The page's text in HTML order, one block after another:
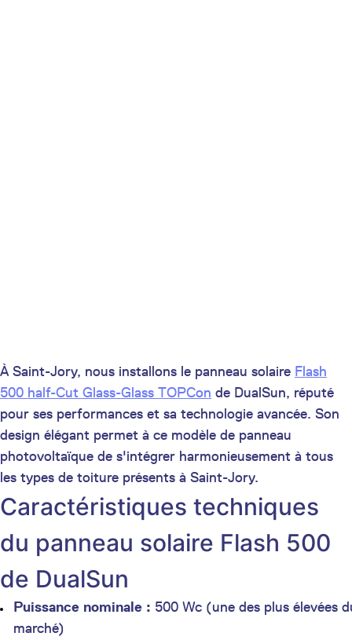
À Saint-Jory, nous installons le panneau solaire Flash
500 half-Cut Glass-Glass TOPCon de DualSun, réputé
pour ses performances et sa technologie avancée. Son
design élégant permet à ce modèle de panneau
photovoltaïque de s'intégrer harmonieusement à tous
les types de toiture présents à Saint-Jory.
Caractéristiques techniques
du panneau solaire Flash 500
de DualSun
Puissance nominale : 500 Wc (une des plus élevées
marché)